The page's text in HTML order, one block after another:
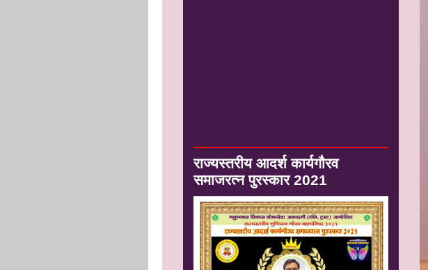
राज्यस्तरीय आदर्श कार्यगौरव
समाजरत्न पुरस्कार 2021